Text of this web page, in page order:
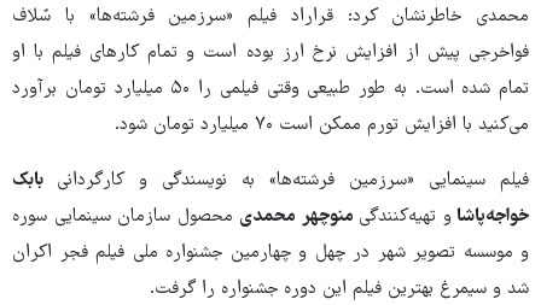
محمدی خاطرنشان کرد: قراراد فیلم «سرزمین فرشته‌ها» با سٌلاف
فواخرجی پیش از افزایش نرخ ارز بوده است و تمام کارهای فیلم با او
تمام شده است. به طور طبیعی وقتی فیلمی را ۵۰ میلیارد تومان برآورد
می‌کنید با افزایش تورم ممکن است ۷۰ میلیارد تومان شود.
فیلم سینمایی «سرزمین فرشته‌ها» به نویسندگی و کارگردانی بابک
خواجه‌پاشا و تهیه‌کنندگی منوچهر محمدی محصول سازمان سینمایی سوره‌
و موسسه تصویر شهر در چهل و چهارمین جشنواره ملی فیلم فجر اکران
شد و سیمرغ بهترین فیلم این دوره جشنواره را گرفت.